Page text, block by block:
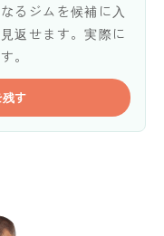
るジムを候補に入
返せます。実際に
。
す